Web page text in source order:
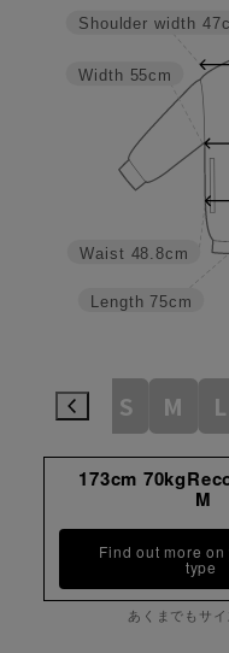
Length 75cm
Waist 48.8cm
Width 55cm
Shoulder width
S M L
173cm
M
Find out more
type
あくまでもサ